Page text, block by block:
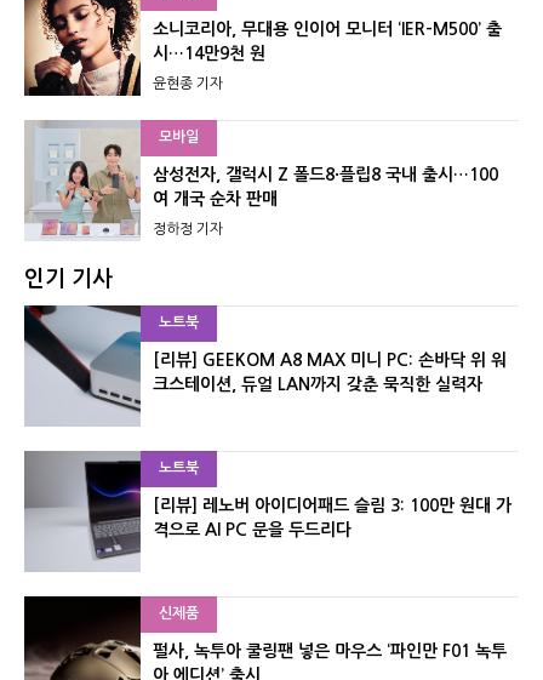
소니코리아, 무대용 인이어 모니터 ‘IER-M500’ 출
시…14만9천 원
윤현종 기자
모바일
삼성전자, 갤럭시 Z 폴드8·플립8 국내 출시…100
여 개국 순차 판매
정하정 기자
인기 기사
노트북
[리뷰] GEEKOM A8 MAX 미니 PC: 손바닥 위 워
크스테이션, 듀얼 LAN까지 갖춘 묵직한 실력자
노트북
[리뷰] 레노버 아이디어패드 슬림 3: 100만 원대 가
격으로 AI PC 문을 두드리다
신제품
펄사, 녹투아 쿨링팬 넣은 마우스 ‘파인만 F01 녹투
아 에디션’ 출시